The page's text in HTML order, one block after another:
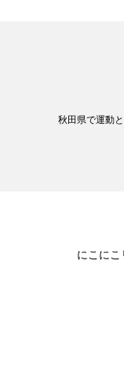
秋田県で運動
にこにこ